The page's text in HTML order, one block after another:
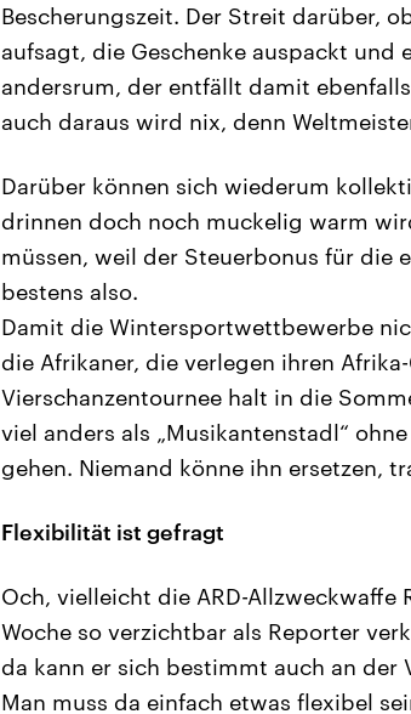
Bescherungszeit. Der Streit darüber,
aufsagt, die Geschenke auspackt und
andersrum, der entfällt damit
auch daraus wird nix, denn
Darüber können sich wiederum
drinnen doch noch muckelig warm
müssen, weil der Steuerbonus für die
bestens also.
Damit die Wintersportwettbewerbe
die Afrikaner, die verlegen ihren
Vierschanzentournee halt in die
viel anders als „Musikantenstadl“
gehen. Niemand könne ihn ersetzen,
Flexibilität ist gefragt
Och, vielleicht die ARD-Allzweckwaffe
Woche so verzichtbar als Reporter
da kann er sich bestimmt auch an
Man muss da einfach etwas flexibel